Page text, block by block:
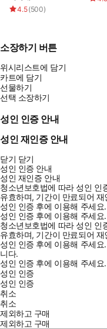
4.5(500)
소장하기 버튼
위시리스트에 담기
카트에 담기
선물하기
선택 소장하기
성인 인증 안내
성인 재인증 안내
닫기 닫기
성인 인증 안내
성인 재인증 안내
청소년보호법에 따라 성인 인
유효하며, 기간이 만료되어
성인 인증 후에 이용해 주세
성인 인증 후에 이용해 주세요.
청소년보호법에 따라 성인 인
유효하며, 기간이 만료되어
성인 인증 후에 이용해 주세
니다.
성인 인증 후에 이용해 주세요.
성인 인증
성인 인증
취소
취소
제외하고 구매
제외하고 구매